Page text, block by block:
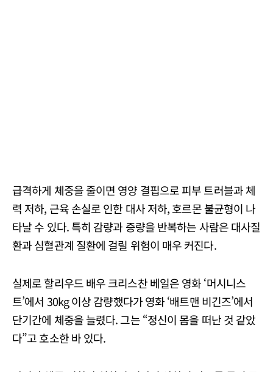
급격하게 체중을 줄이면 영양 결핍으로 피부 트러블과 체
력 저하, 근육 손실로 인한 대사 저하, 호르몬 불균형이 나
타날 수 있다. 특히 감량과 증량을 반복하는 사람은 대사질
환과 심혈관계 질환에 걸릴 위험이 매우 커진다.
실제로 할리우드 배우 크리스찬 베일은 영화 ‘머시니스
트’에서 30kg 이상 감량했다가 영화 ‘배트맨 비긴즈’에서
단기간에 체중을 늘렸다. 그는 “정신이 몸을 떠난 것 같았
다”고 호소한 바 있다.